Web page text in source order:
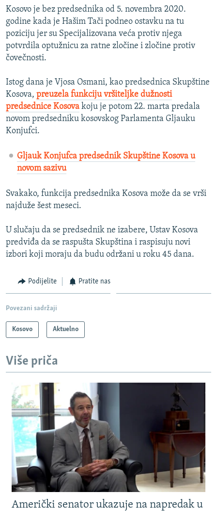
Kosovo je bez predsednika od 5. novembra 2020.
godine kada je Hašim Tači podneo ostavku na tu
poziciju jer su Specijalizovana veća protiv njega
potvrdila optužnicu za ratne zločine i zločine protiv
čovečnosti.
Istog dana je Vjosa Osmani, kao predsednica Skupštine
Kosova, preuzela funkciju vršiteljke dužnosti
predsednice Kosova koju je potom 22. marta predala
novom predsedniku kosovskog Parlamenta Gljauku
Konjufci.
Gljauk Konjufca predsednik Skupštine Kosova u
novom sazivu
Svakako, funkcija predsednika Kosova može da se vrši
najduže šest meseci.
U slučaju da se predsednik ne izabere, Ustav Kosova
predviđa da se raspušta Skupština i raspisuju novi
izbori koji moraju da budu održani u roku 45 dana.
Podijelite Pratite nas
Povezani sadržaji
Kosovo Aktuelno
Više priča
Američki senator ukazuje na napredak u